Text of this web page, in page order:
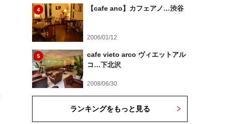
4 【cafe ano】カフェアノ…渋谷
2006/01/12
5
cafe vieto arco ヴィエットアル
コ…下北沢
2008/06/30
ランキングをもっと見る